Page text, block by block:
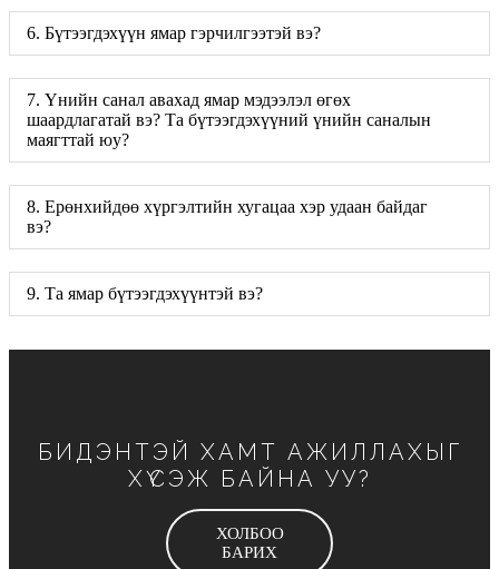
6. Бүтээгдэхүүн ямар гэрчилгээтэй вэ?
7. Үнийн санал авахад ямар мэдээлэл өгөх
шаардлагатай вэ? Та бүтээгдэхүүний үнийн саналын
маягттай юу?
8. Ерөнхийдөө хүргэлтийн хугацаа хэр удаан байдаг
вэ?
9. Та ямар бүтээгдэхүүнтэй вэ?
БИДЭНТЭЙ ХАМТ АЖИЛЛАХЫГ
ХҮСЭЖ БАЙНА УУ?
ХОЛБОО
БАРИХ